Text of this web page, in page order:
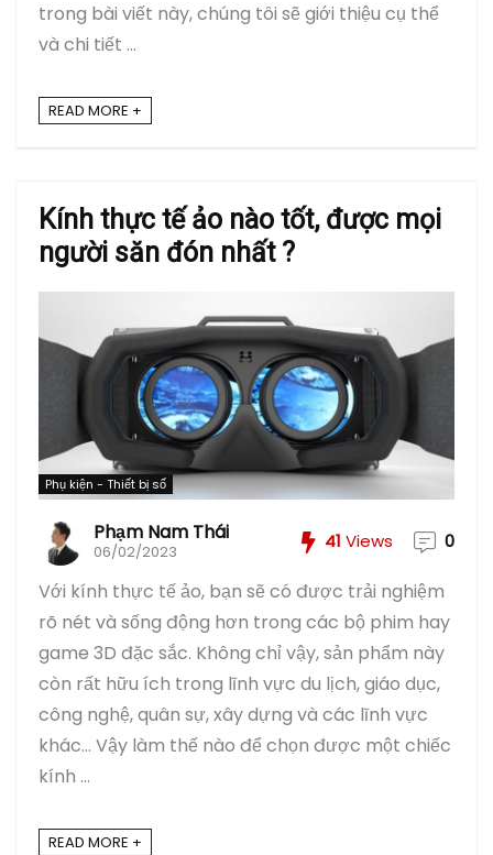
trong bài viết này, chúng tôi sẽ giới thiệu cụ thể
và chi tiết ...
READ MORE +
Kính thực tế ảo nào tốt, được mọi
người săn đón nhất ?
Phụ kiện - Thiết bị số
Phạm Nam Thái
06/02/2023 41 Views 0
Với kính thực tế ảo, bạn sẽ có được trải nghiệm
rõ nét và sống động hơn trong các bộ phim hay
game 3D đặc sắc. Không chỉ vậy, sản phẩm này
còn rất hữu ích trong lĩnh vực du lịch, giáo dục,
công nghệ, quân sự, xây dựng và các lĩnh vực
khác… Vậy làm thế nào để chọn được một chiếc
kính ...
READ MORE +